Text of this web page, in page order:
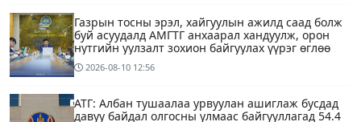
Газрын тосны эрэл, хайгуулын ажилд саад болж
буй асуудалд АМГТГ анхаарал хандуулж, орон
нутгийн уулзалт зохион байгуулах үүрэг өглөө
2026-08-10 12:56
АТГ: Албан тушаалаа урвуулан ашиглаж бусдад
давуу байдал олгосны улмаас байгууллагад 54.4